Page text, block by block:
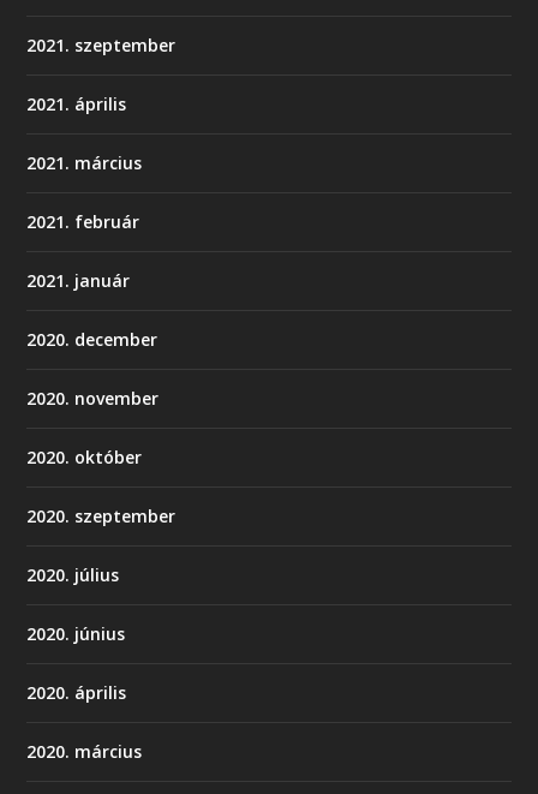
2021. szeptember
2021. április
2021. március
2021. február
2021. január
2020. december
2020. november
2020. október
2020. szeptember
2020. július
2020. június
2020. április
2020. március